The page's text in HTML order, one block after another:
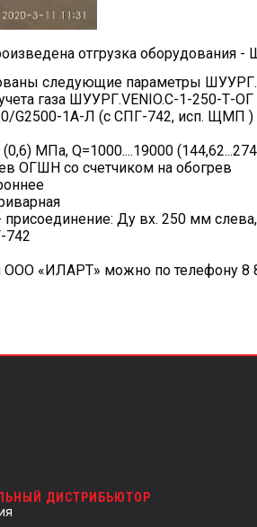
отгрузка оборудования -
следующие параметры ШУУРГ.
газа ШУУРГ.VENIO.С-1-250-Т-
G2500-1А-Л (с СПГ-742, исп. ЩМП )
(0,6) МПа, Q=1000....19000
ОГШН со счетчиком на обогрев
присоединение: Ду вх. 250 мм
742
«ИЛАРТ» можно по телефону ‪8
ДИСТРИБЬЮТОР